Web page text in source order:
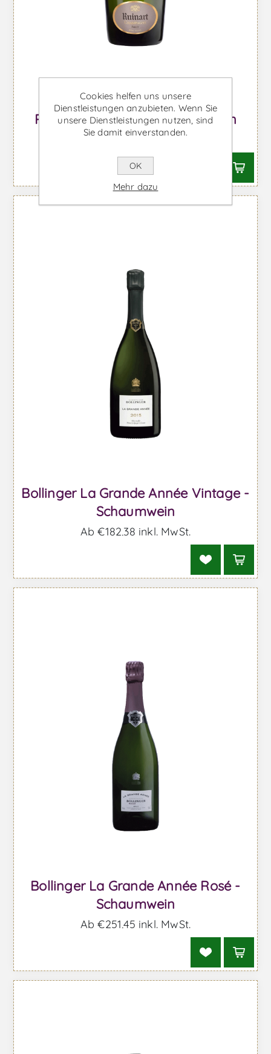
R. de Ruinart Brut - Schaumwein
Ab €72,52 inkl. MwSt.
Bollinger La Grande Année Vintage -
Schaumwein
Ab €182,38 inkl. MwSt.
Bollinger La Grande Année Rosé -
Schaumwein
Ab €251,45 inkl. MwSt.
Cookies helfen uns unsere
Dienstleistungen anzubieten. Wenn Sie
unsere Dienstleistungen nutzen, sind
Sie damit einverstanden.
OK
Mehr dazu